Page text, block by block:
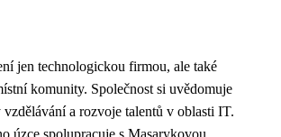
jen technologickou firmou, ale také
komunity. Společnost si uvědomuje
a rozvoje talentů v oblasti IT.
úzce spolupracuje s Masarykovou